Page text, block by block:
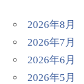
2026年8月
2026年7月
2026年6月
2026年5月